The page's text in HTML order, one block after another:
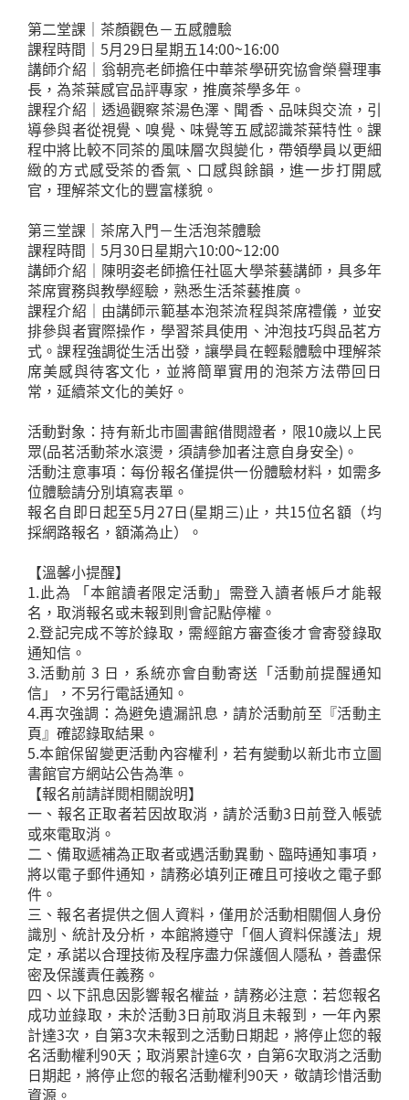
第二堂課｜茶顏觀色－五感體驗
課程時間｜5月29日星期五14:00~16:00
講師介紹｜翁朝亮老師擔任中華茶學研究協會榮譽理事
長，為茶葉感官品評專家，推廣茶學多年。
課程介紹｜透過觀察茶湯色澤、聞香、品味與交流，引
導參與者從視覺、嗅覺、味覺等五感認識茶葉特性。課
程中將比較不同茶的風味層次與變化，帶領學員以更細
緻的方式感受茶的香氣、口感與餘韻，進一步打開感
官，理解茶文化的豐富樣貌。
第三堂課｜茶席入門－生活泡茶體驗
課程時間｜5月30日星期六10:00~12:00
講師介紹｜陳明姿老師擔任社區大學茶藝講師，具多年
茶席實務與教學經驗，熟悉生活茶藝推廣。
課程介紹｜由講師示範基本泡茶流程與茶席禮儀，並安
排參與者實際操作，學習茶具使用、沖泡技巧與品茗方
式。課程強調從生活出發，讓學員在輕鬆體驗中理解茶
席美感與待客文化，並將簡單實用的泡茶方法帶回日
常，延續茶文化的美好。
活動對象：持有新北市圖書館借閱證者，限10歲以上民
眾(品茗活動茶水滾燙，須請參加者注意自身安全)。
活動注意事項：每份報名僅提供一份體驗材料，如需多
位體驗請分別填寫表單。
報名自即日起至5月27日(星期三)止，共15位名額（均
採網路報名，額滿為止）。
【溫馨小提醒】
1.此為 「本館讀者限定活動」需登入讀者帳戶才能報
名，取消報名或未報到則會記點停權。
2.登記完成不等於錄取，需經館方審查後才會寄發錄取
通知信。
3.活動前 3 日，系統亦會自動寄送「活動前提醒通知
信」，不另行電話通知。
4.再次強調：為避免遺漏訊息，請於活動前至『活動主
頁』確認錄取結果。
5.本館保留變更活動內容權利，若有變動以新北市立圖
書館官方網站公告為準。
【報名前請詳閱相關說明】
一、報名正取者若因故取消，請於活動3日前登入帳號
或來電取消。
二、備取遞補為正取者或遇活動異動、臨時通知事項，
將以電子郵件通知，請務必填列正確且可接收之電子郵
件。
三、報名者提供之個人資料，僅用於活動相關個人身份
識別、統計及分析，本館將遵守「個人資料保護法」規
定，承諾以合理技術及程序盡力保護個人隱私，善盡保
密及保護責任義務。
四、以下訊息因影響報名權益，請務必注意：若您報名
成功並錄取，未於活動3日前取消且未報到，一年內累
計達3次，自第3次未報到之活動日期起，將停止您的報
名活動權利90天；取消累計達6次，自第6次取消之活動
日期起，將停止您的報名活動權利90天，敬請珍惜活動
資源。